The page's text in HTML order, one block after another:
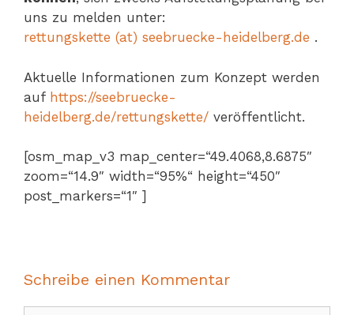
uns zu melden unter:
rettungskette (at) seebruecke-heidelberg.de .
Aktuelle Informationen zum Konzept werden
auf https://seebruecke-
heidelberg.de/rettungskette/ veröffentlicht.
[osm_map_v3 map_center=“49.4068,8.6875″
zoom=“14.9″ width=“95%“ height=“450″
post_markers=“1″ ]
Schreibe einen Kommentar